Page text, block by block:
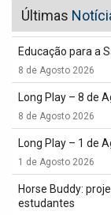
Últimas
Educação para a
8 de Agosto 2026
Long Play – 8 de
8 de Agosto 2026
Long Play – 1 de
1 de Agosto 2026
Horse Buddy:
estudantes